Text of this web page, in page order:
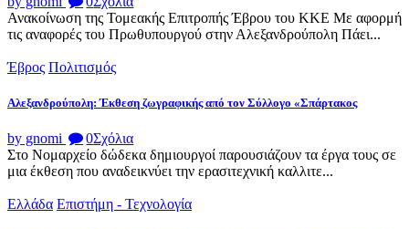
Ανακοίνωση της Τομεακής Επιτροπής Έβρου του ΚΚΕ Με αφορμή
τις αναφορές του Πρωθυπουργού στην Αλεξανδρούπολη Πάει...
Έβρος Πολιτισμός
Αλεξανδρούπολη: Έκθεση ζωγραφικής από τον Σύλλογο «Σπάρτακος
by gnomi 0Σχόλια
Στο Νομαρχείο δώδεκα δημιουργοί παρουσιάζουν τα έργα τους σε
μια έκθεση που αναδεικνύει την ερασιτεχνική καλλιτε...
Ελλάδα Επιστήμη - Τεχνολογία